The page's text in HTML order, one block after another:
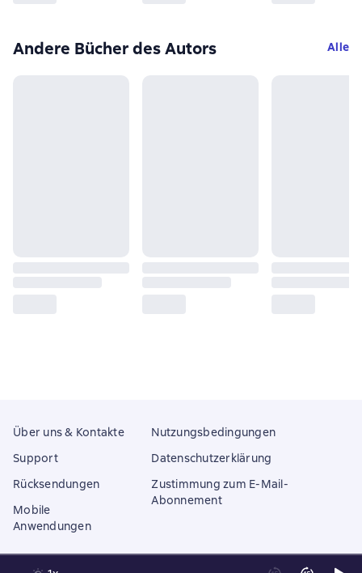
Andere Bücher des Autors Alle
Über uns & Kontakte
Support
Rücksendungen
Mobile
Anwendungen
Nutzungsbedingungen
Datenschutzerklärung
Zustimmung zum E-Mail-
Abonnement